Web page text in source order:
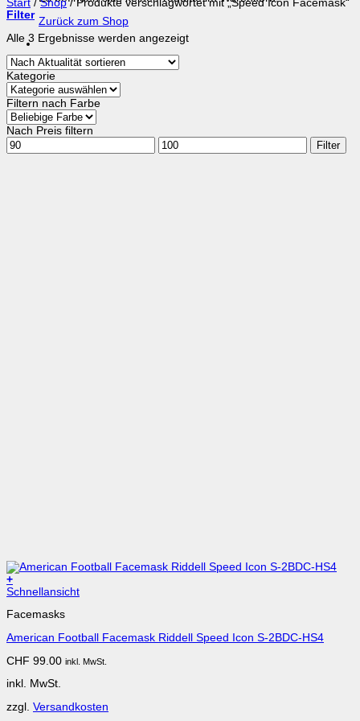
Zurück zum Shop
Start / Shop /Produkte verschlagwortet mit „Speed Icon Facemask“
Filter
Alle 3 Ergebnisse werden angezeigtNach
Kategorie
Filtern nach Farbe
Nach Preis filtern
Min.
Preis
Max.
Preis
Filter
+
Dieses
weist
Varianten
Die
können
der
Schnellansicht
Facemasks
American Football Facemask Riddell Speed Icon S-2BDC-HS4
CHF 99.00 inkl. MwSt.
inkl. MwSt.
zzgl. Versandkosten